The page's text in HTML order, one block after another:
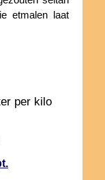
etmalen laat
per kilo